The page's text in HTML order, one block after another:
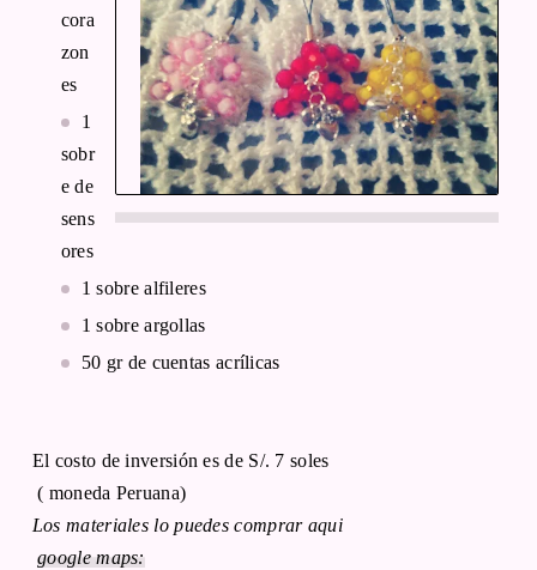
cora
zon
es
1
sobr
e de
sens
ores
1 sobre alfileres
1 sobre argollas
50 gr de cuentas acrílicas
El costo de inversión es de S/. 7 soles
( moneda Peruana)
Los materiales lo puedes comprar aqui
google maps: